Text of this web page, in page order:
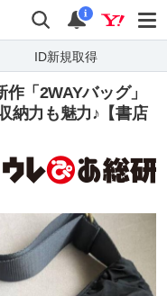
検索 通知
i
ID新規取得
「2WAYバッグ」
納力も魅力♪【書店